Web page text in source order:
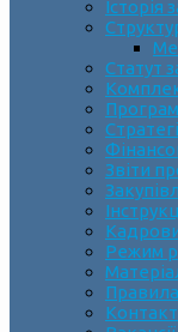
Історія
Статут
Звіти
Режим